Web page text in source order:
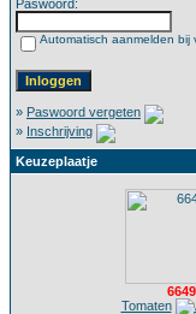
Paswoord:
Automatisch aanmelden bij
» Paswoord vergeten
» Inschrijving
Keuzeplaatje
Tomaten